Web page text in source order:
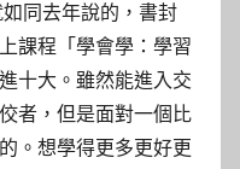
同去年說的，書封
課程「學會學：學習
十大。雖然能進入交
者，但是面對一個比
。想學得更多更好更